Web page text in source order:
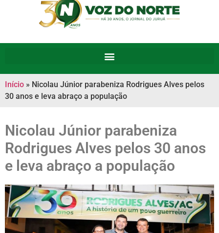
Início » Nicolau Júnior parabeniza Rodrigues Alves pelos
30 anos e leva abraço a população
Nicolau Júnior parabeniza
Rodrigues Alves pelos 30 anos
e leva abraço a população